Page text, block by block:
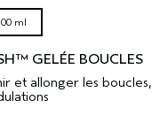
ml
GELÉE BOUCLES
et allonger les boucles,